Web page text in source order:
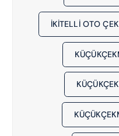
1
6
1
IKITELLI OTO